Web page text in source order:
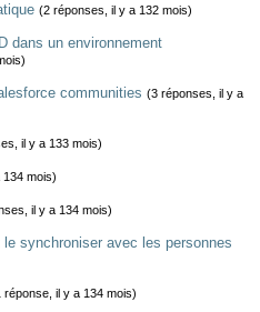
(2 réponses, il y a 132 mois)
dans un environnement
communities (3 réponses, il y a
il y a 133 mois)
mois)
il y a 134 mois)
synchroniser avec les personnes
réponse, il y a 134 mois)